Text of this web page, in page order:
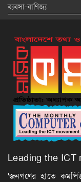
ব্যবসা-বাণিজ্য
Leading the ICT
'জনগণের হাতে